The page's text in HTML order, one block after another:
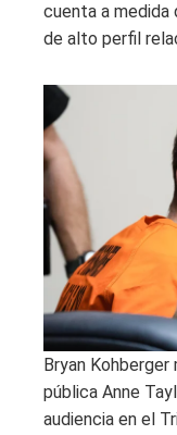
cuenta a medida
de alto perfil
Bryan
pública Anne
audiencia en el